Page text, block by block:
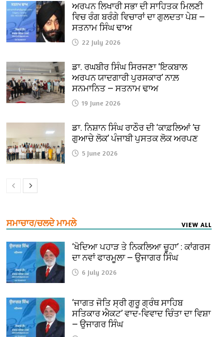
ਅਰਪਨ ਲਿਖਾਰੀ ਸਭਾ ਦੀ ਸਾਹਿਤਕ ਮਿਲਣੀ
ਵਿਚ ਰੰਗ ਬਰੰਗੇ ਵਿਚਾਰਾਂ ਦਾ ਗੁਲਦਤਾ ਪੇਸ਼ —
ਸਤਨਾਮ ਸਿੰਘ ਢਾਅ
22 July 2026
ਡਾ. ਰਘਬੀਰ ਸਿੰਘ ਸਿਰਜਣਾ ‘ਇਕਬਾਲ
ਅਰਪਨ ਯਾਦਗਾਰੀ ਪੁਰਸਕਾਰ’ ਨਾਲ਼
ਸਨਮਾਨਿਤ — ਸਤਨਾਮ ਢਾਅ
19 June 2026
ਡਾ. ਨਿਸ਼ਾਨ ਸਿੰਘ ਰਾਠੌਰ ਦੀ ‘ਕਾਫ਼ਲਿਆਂ ’ਚ
ਗੁਆਚੇ ਲੋਕ’ ਪੰਜਾਬੀ ਪੁਸਤਕ ਲੋਕ ਅਰਪਣ
5 June 2026
ਸਮਾਚਾਰ/ਚਲਦੇ ਮਾਮਲੇ VIEW ALL
‘ਖੋਦਿਆ ਪਹਾੜ ਤੇ ਨਿਕਲਿਆ ਚੂਹਾ’ : ਕਾਂਗਰਸ
ਦਾ ਨਵਾਂ ਫਾਰਮੂਲਾ — ਉਜਾਗਰ ਸਿੰਘ
6 July 2026
‘ਜਾਗਤ ਜੋਤਿ ਸ੍ਰੀ ਗੁਰੂ ਗ੍ਰੰਥ ਸਾਹਿਬ
ਸਤਿਕਾਰ ਐਕਟ’ ਵਾਦ-ਵਿਵਾਦ ਚਿੰਤਾ ਦਾ ਵਿਸ਼ਾ
— ਉਜਾਗਰ ਸਿੰਘ